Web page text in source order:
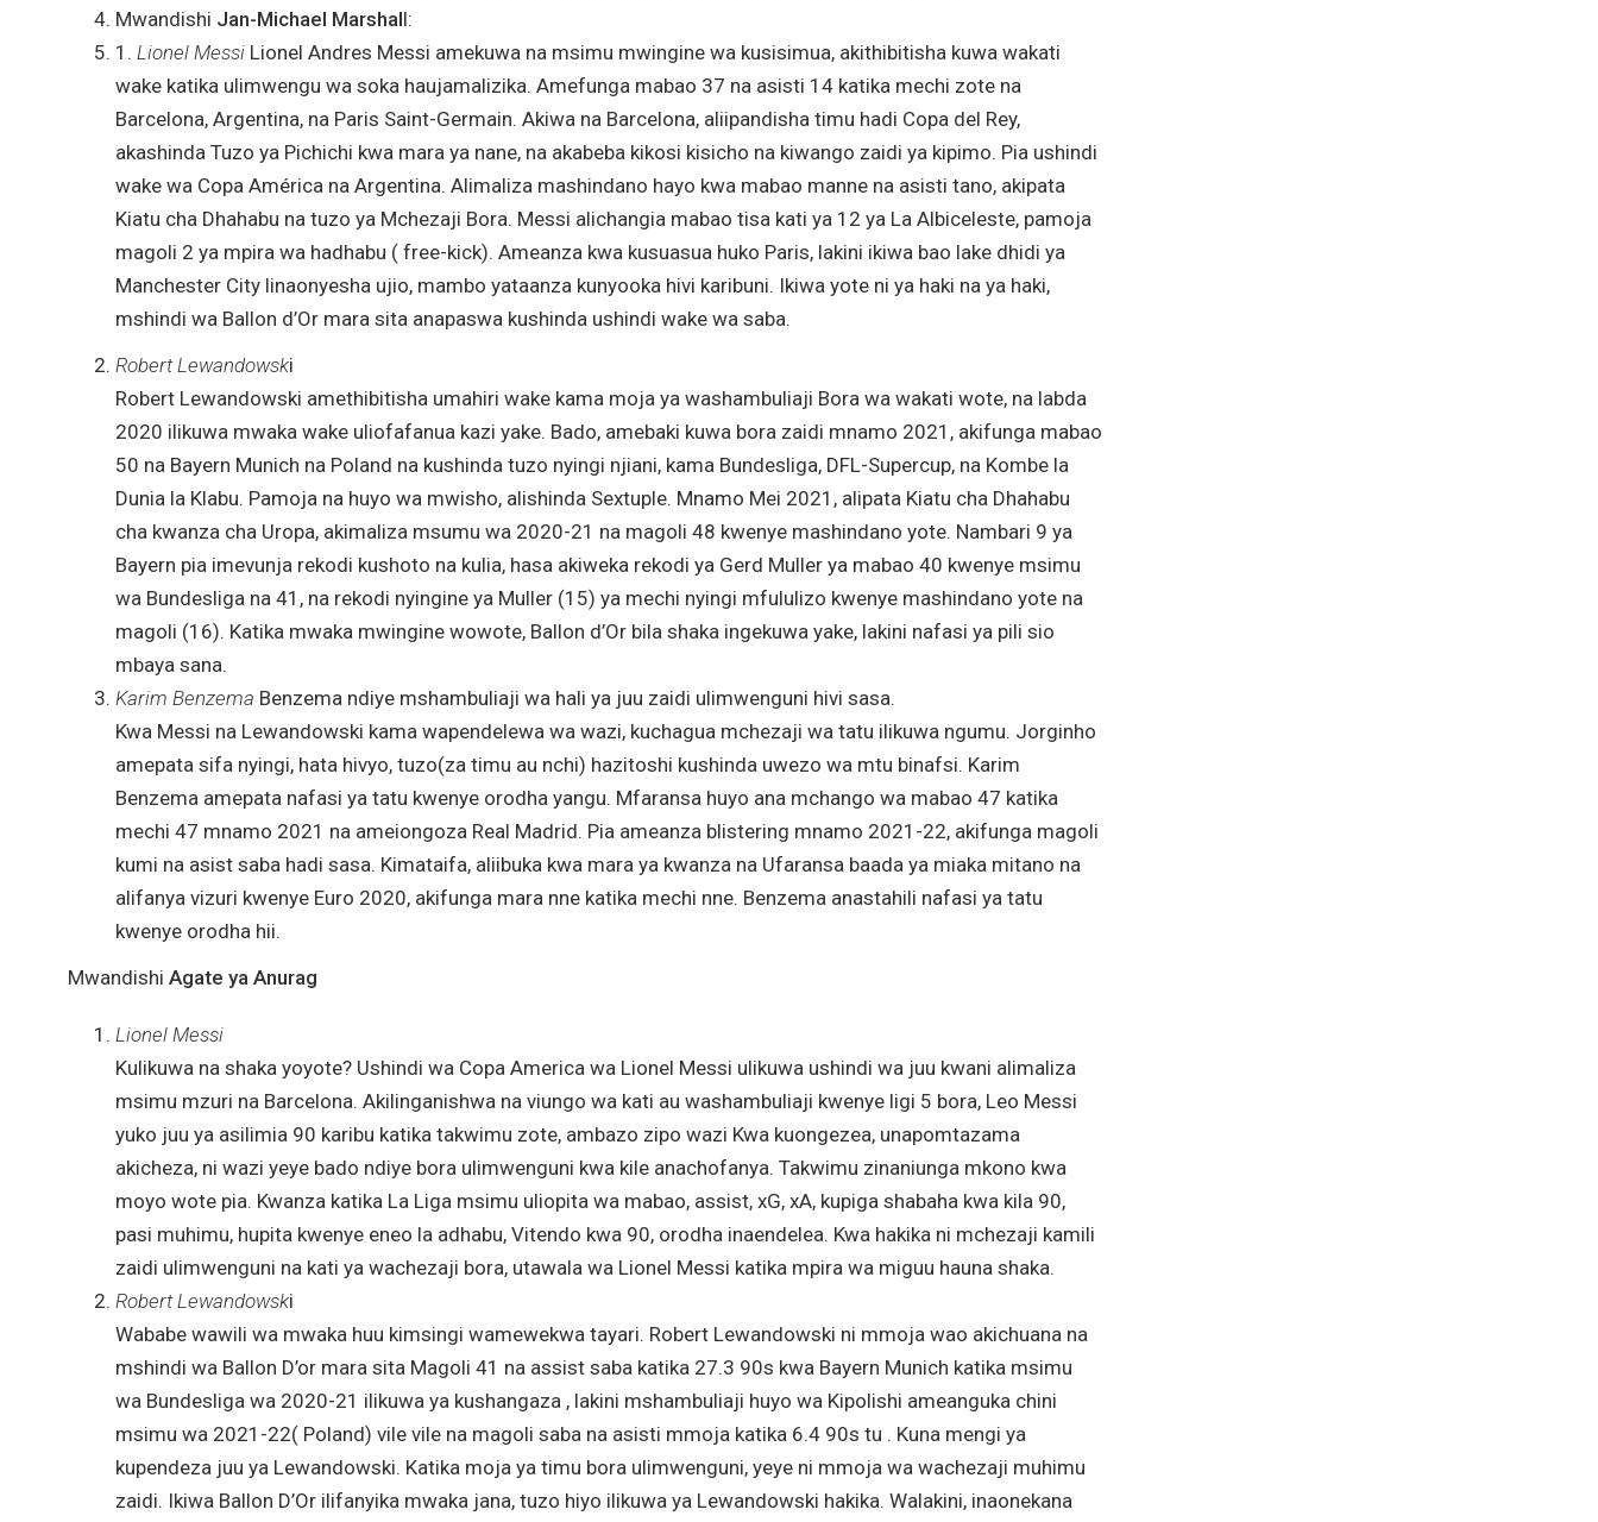
Mwandishi Jan-Michael Marshall:
1. Lionel Messi Lionel Andres Messi amekuwa na msimu mwingine wa kusisimua, akithibitisha kuwa wakati
wake katika ulimwengu wa soka haujamalizika. Amefunga mabao 37 na asisti 14 katika mechi zote na
Barcelona, ​​Argentina, na Paris Saint-Germain. Akiwa na Barcelona, ​​aliipandisha timu hadi Copa del Rey,
akashinda Tuzo ya Pichichi kwa mara ya nane, na akabeba kikosi kisicho na kiwango zaidi ya kipimo. Pia ushindi
wake wa Copa América na Argentina. Alimaliza mashindano hayo kwa mabao manne na asisti tano, akipata
Kiatu cha Dhahabu na tuzo ya Mchezaji Bora. Messi alichangia mabao tisa kati ya 12 ya La Albiceleste, pamoja
magoli 2 ya mpira wa hadhabu ( free-kick). Ameanza kwa kusuasua huko Paris, lakini ikiwa bao lake dhidi ya
Manchester City linaonyesha ujio, mambo yataanza kunyooka hivi karibuni. Ikiwa yote ni ya haki na ya haki,
mshindi wa Ballon d’Or mara sita anapaswa kushinda ushindi wake wa saba.
Robert Lewandowski
Robert Lewandowski amethibitisha umahiri wake kama moja ya washambuliaji Bora wa wakati wote, na labda
2020 ilikuwa mwaka wake uliofafanua kazi yake. Bado, amebaki kuwa bora zaidi mnamo 2021, akifunga mabao
50 na Bayern Munich na Poland na kushinda tuzo nyingi njiani, kama Bundesliga, DFL-Supercup, na Kombe la
Dunia la Klabu. Pamoja na huyo wa mwisho, alishinda Sextuple. Mnamo Mei 2021, alipata Kiatu cha Dhahabu
cha kwanza cha Uropa, akimaliza msumu wa 2020-21 na magoli 48 kwenye mashindano yote. Nambari 9 ya
Bayern pia imevunja rekodi kushoto na kulia, hasa akiweka rekodi ya Gerd Muller ya mabao 40 kwenye msimu
wa Bundesliga na 41, na rekodi nyingine ya Muller (15) ya mechi nyingi mfululizo kwenye mashindano yote na
magoli (16). Katika mwaka mwingine wowote, Ballon d’Or bila shaka ingekuwa yake, lakini nafasi ya pili sio
mbaya sana.
Karim Benzema Benzema ndiye mshambuliaji wa hali ya juu zaidi ulimwenguni hivi sasa.
Kwa Messi na Lewandowski kama wapendelewa wa wazi, kuchagua mchezaji wa tatu ilikuwa ngumu. Jorginho
amepata sifa nyingi, hata hivyo, tuzo(za timu au nchi) hazitoshi kushinda uwezo wa mtu binafsi. Karim
Benzema amepata nafasi ya tatu kwenye orodha yangu. Mfaransa huyo ana mchango wa mabao 47 katika
mechi 47 mnamo 2021 na ameiongoza Real Madrid. Pia ameanza blistering mnamo 2021-22, akifunga magoli
kumi na asist saba hadi sasa. Kimataifa, aliibuka kwa mara ya kwanza na Ufaransa baada ya miaka mitano na
alifanya vizuri kwenye Euro 2020, akifunga mara nne katika mechi nne. Benzema anastahili nafasi ya tatu
kwenye orodha hii.
Mwandishi Agate ya Anurag
Lionel Messi
Kulikuwa na shaka yoyote? Ushindi wa Copa America wa Lionel Messi ulikuwa ushindi wa juu kwani alimaliza
msimu mzuri na Barcelona. Akilinganishwa na viungo wa kati au washambuliaji kwenye ligi 5 bora, Leo Messi
yuko juu ya asilimia 90 karibu katika takwimu zote, ambazo zipo wazi Kwa kuongezea, unapomtazama
akicheza, ni wazi yeye bado ndiye bora ulimwenguni kwa kile anachofanya. Takwimu zinaniunga mkono kwa
moyo wote pia. Kwanza katika La Liga msimu uliopita wa mabao, assist, xG, xA, kupiga shabaha kwa kila 90,
pasi muhimu, hupita kwenye eneo la adhabu, Vitendo kwa 90, orodha inaendelea. Kwa hakika ni mchezaji kamili
zaidi ulimwenguni na kati ya wachezaji bora, utawala wa Lionel Messi katika mpira wa miguu hauna shaka.
Robert Lewandowski
Wababe wawili wa mwaka huu kimsingi wamewekwa tayari. Robert Lewandowski ni mmoja wao akichuana na
mshindi wa Ballon D’or mara sita Magoli 41 na assist saba katika 27.3 90s kwa Bayern Munich katika msimu
wa Bundesliga wa 2020-21 ilikuwa ya kushangaza , lakini mshambuliaji huyo wa Kipolishi ameanguka chini
msimu wa 2021-22( Poland) vile vile na magoli saba na asisti mmoja katika 6.4 90s tu . Kuna mengi ya
kupendeza juu ya Lewandowski. Katika moja ya timu bora ulimwenguni, yeye ni mmoja wa wachezaji muhimu
zaidi. Ikiwa Ballon D’Or ilifanyika mwaka jana, tuzo hiyo ilikuwa ya Lewandowski hakika. Walakini, inaonekana